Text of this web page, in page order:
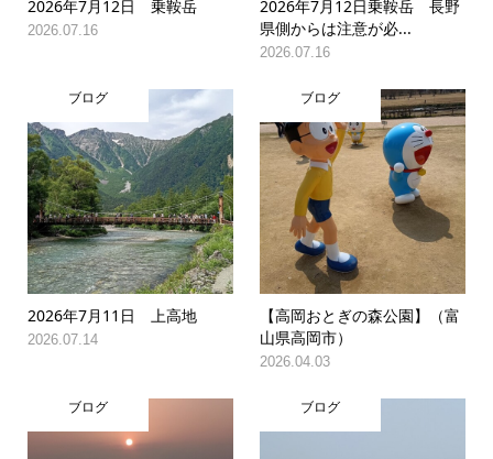
2026年7月12日 乗鞍岳
2026.07.16
2026年7月12日乗鞍岳 長野
県側からは注意が必...
2026.07.16
ブログ
2026年7月11日 上高地
2026.07.14
ブログ
【高岡おとぎの森公園】（富
山県高岡市）
2026.04.03
ブログ ブログ